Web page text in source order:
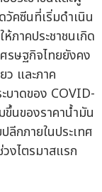
คซีนที่เริ่มดำเนิน
ภาคประชาชนเกิด
รษฐกิจไทยยังคง
ว และภาค
บาดของ COVID-
นของราคาน้ำมัน
ลีกภายในประเทศ
งไตรมาสแรก